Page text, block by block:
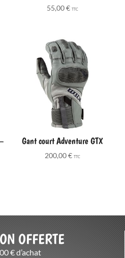
55,00€ TTC
Gant court Adventure GTX
200,00€ TTC
OFFERTE
€ d’achat